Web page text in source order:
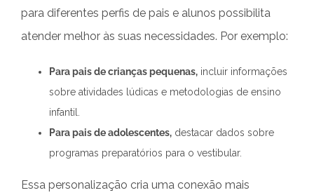
para diferentes perfis de pais e alunos possibilita
atender melhor às suas necessidades. Por exemplo:
Para pais de crianças pequenas,incluir informações
sobre atividades lúdicas e metodologias de ensino
infantil.
Para pais de adolescentes,destacar dados sobre
programas preparatórios para o vestibular.
Essa personalização cria uma conexão mais